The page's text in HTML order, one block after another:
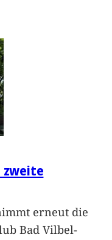
erneut die
Bad Vilbel-